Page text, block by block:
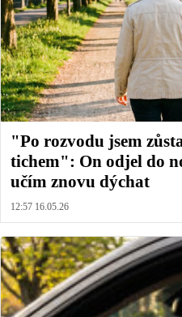
"Po rozvodu jsem
tichem": On odjel do
učím znovu dýchat
12:57 16.05.26